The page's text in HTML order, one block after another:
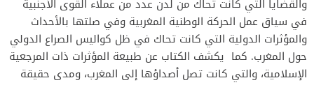
والقضايا التي كانت تحاك من لدن عدد من عملاء القوى الأجنبية
في سياق عمل الحركة الوطنية المغربية وفي صلتها بالأحداث
والمؤثرات الدولية التي كانت تحاك في ظل كواليس الصراع الدولي
حول المغرب. كما يكشف الكتاب عن طبيعة المؤثرات ذات المرجعية
الإسلامية، والتي كانت تصل أصداؤها إلى المغرب، ومدى حقيقة